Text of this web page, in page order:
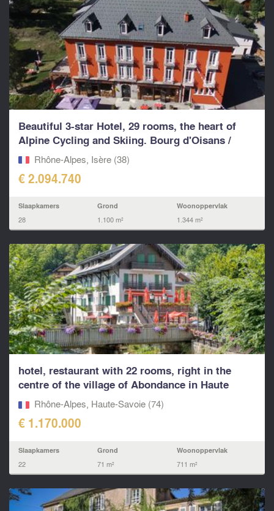
Beautiful 3-star Hotel, 29 rooms, the heart of
Alpine Cycling and Skiing. Bourg d'Oisans /
Alpe d'Hu
Rhône-Alpes, Isère (38)
€ 2.094.740
Slaapkamers
28
Grond
1.100 m²
Woonoppervlak
1.344 m²
hotel, restaurant with 22 rooms, right in the
centre of the village of Abondance in Haute
Savoie.Rhône-Alpes, Haute-Savoie (74)
€ 1.170.000
Slaapkamers
22
Grond
71 m²
Woonoppervlak
711 m²